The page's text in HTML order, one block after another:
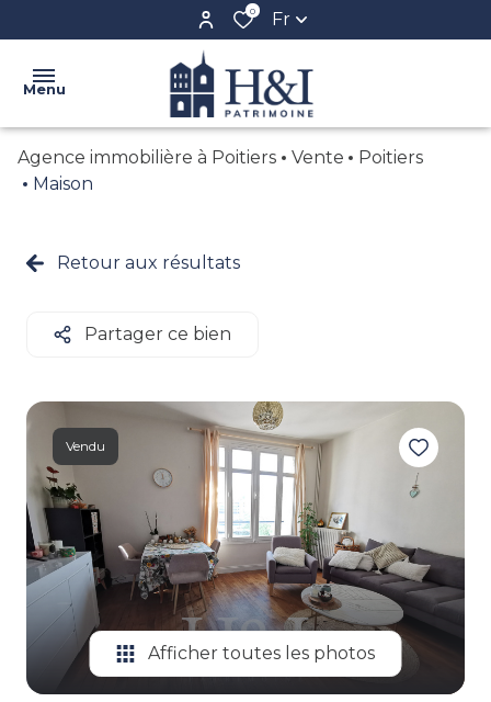
0 Fr
Menu
ACCUEIL
NOS
BIENS
CONFIEZ
BIEN
CRÉER
VOTRE
ALERTE
GESTION
LOCATIVE
Agence immobilière à Poitiers Vente
Poitiers
Maison
Retour aux résultats
Partager ce bien
Vendu
Afficher toutes les photos